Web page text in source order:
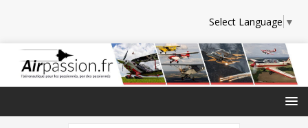
Select Language ▼